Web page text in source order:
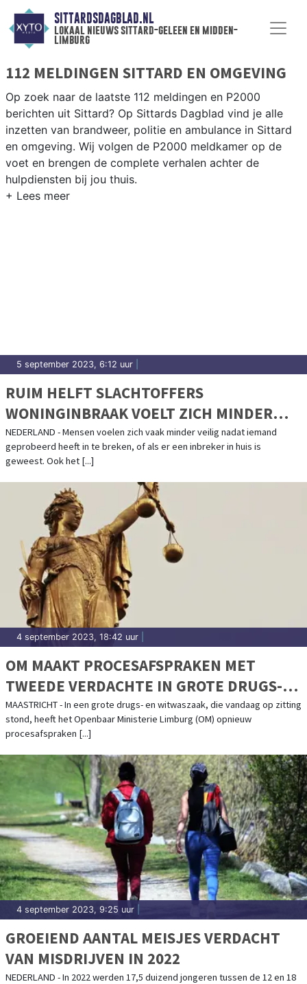
SITTARDSDAGBLAD.NL
lokaal nieuws sittard-geleen en midden-
limburg
112 MELDINGEN SITTARD EN OMGEVING
Op zoek naar de laatste 112 meldingen en P2000
berichten uit Sittard? Op Sittards Dagblad vind je alle
inzetten van brandweer, politie en ambulance in Sittard
en omgeving. Wij volgen de P2000 meldkamer op de
voet en brengen de complete verhalen achter de
hulpdiensten bij jou thuis.
5 september 2023, 6:12 uur
RUIM HELFT SLACHTOFFERS
WONINGINBRAAK VOELT ZICH MINDER
VEILIG
NEDERLAND - Mensen voelen zich vaak minder veilig nadat iemand
geprobeerd heeft in te breken, of als er een inbreker in huis is
geweest. Ook het [...]
4 september 2023, 18:42 uur
OM MAAKT PROCESAFSPRAKEN MET
TWEEDE VERDACHTE IN GROTE DRUGS-
EN WITWASZAAK
MAASTRICHT - In een grote drugs- en witwaszaak, die vandaag op zitting
stond, heeft het Openbaar Ministerie Limburg (OM) opnieuw
procesafspraken [...]
4 september 2023, 9:25 uur
GROEIEND AANTAL MEISJES VERDACHT
VAN MISDRIJVEN IN 2022
NEDERLAND - In 2022 werden 17,5 duizend jongeren tussen de 12 en 18